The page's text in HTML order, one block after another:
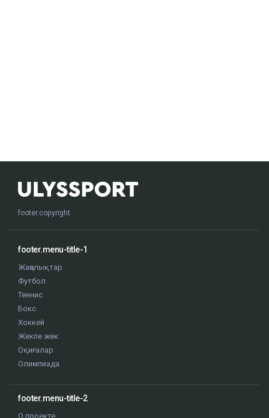
footer.copyright
footer.menu-title-1
Жаңалықтар
Футбол
Теннис
Бокс
Хоккей
Жекпе жек
Оқиғалар
Олимпиада
footer.menu-title-2
О проекте